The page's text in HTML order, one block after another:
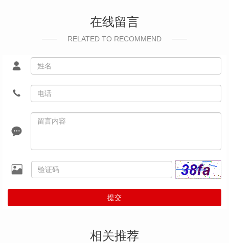
在线留言
RELATED TO RECOMMEND
提交
相关推荐